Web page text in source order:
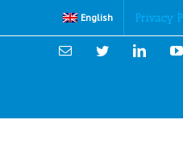
English Privacy
Email Twitter